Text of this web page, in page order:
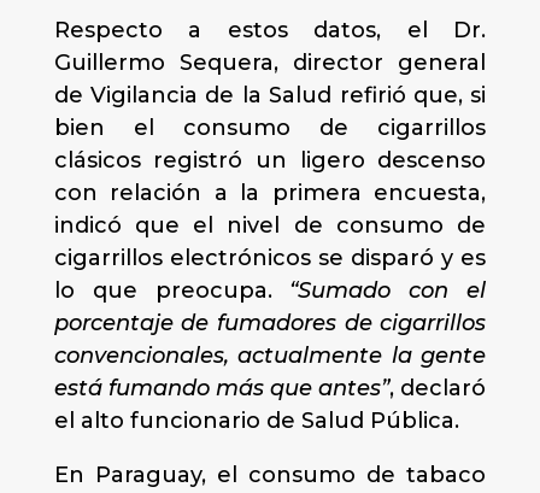
Respecto a estos datos, el Dr.
Guillermo Sequera, director general
de Vigilancia de la Salud refirió que, si
bien el consumo de cigarrillos
clásicos registró un ligero descenso
con relación a la primera encuesta,
indicó que el nivel de consumo de
cigarrillos electrónicos se disparó y es
lo que preocupa.“Sumado con el
porcentaje de fumadores de cigarrillos
convencionales, actualmente la gente
está fumando más que antes”, declaró
el alto funcionario de Salud Pública.
En Paraguay, el consumo de tabaco